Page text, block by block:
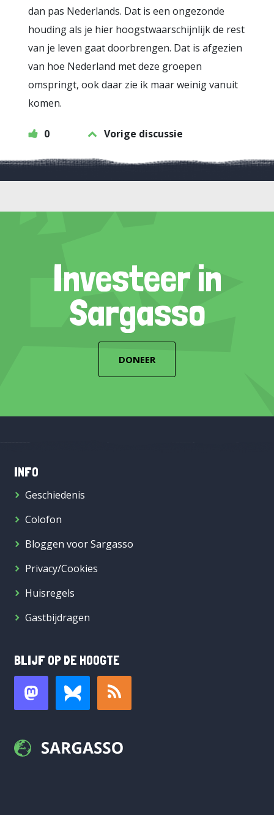
dan pas Nederlands. Dat is een ongezonde
houding als je hier hoogstwaarschijnlijk de rest
van je leven gaat doorbrengen. Dat is afgezien
van hoe Nederland met deze groepen
omspringt, ook daar zie ik maar weinig vanuit
komen.
0 Vorige discussie
Investeer in
Sargasso
DONEER
INFO
Geschiedenis
Colofon
Bloggen voor Sargasso
Privacy/Cookies
Huisregels
Gastbijdragen
BLIJF OP DE HOOGTE